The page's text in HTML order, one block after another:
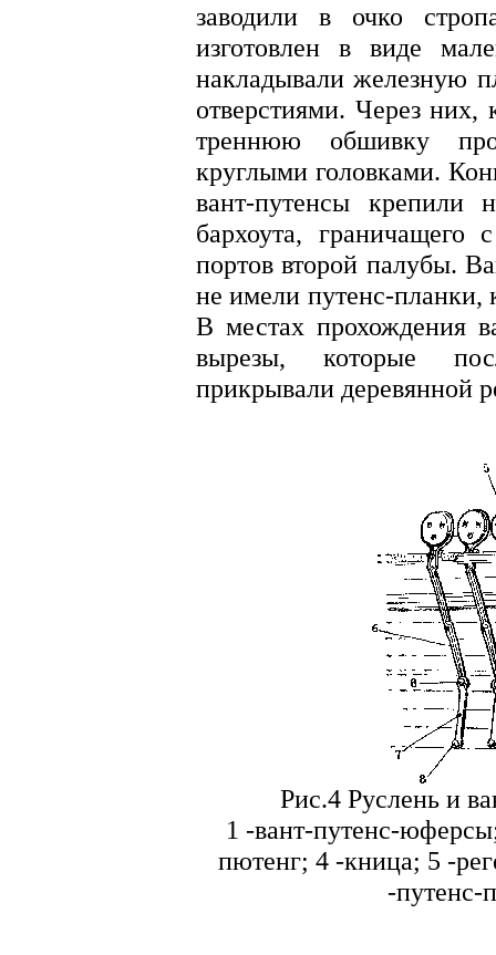
заводили в очко
изготовлен в виде
накладывали железную
отверстиями. Через них,
треннюю обшивку
круглыми головками.
вант-путенсы крепили
бархоута,
портов второй палубы.
не имели путенс-планки,
В местах прохождения
вырезы, которые
прикрывали деревянной
Рис.4 Руслень и
1 -вант-путенс-
пютенг; 4 -кница; 5 -
-путенс-